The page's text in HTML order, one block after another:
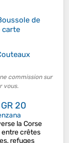
de
carte
commission sur
vous.
20
la Corse
entre crêtes
refuges